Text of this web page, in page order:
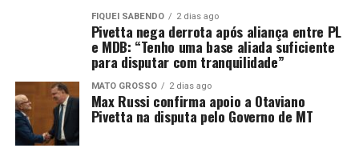
FIQUEI SABENDO 2 dias ago
Pivetta nega derrota após aliança entre PL
e MDB: “Tenho uma base aliada suficiente
para disputar com tranquilidade”
MATO GROSSO 2 dias ago
Max Russi confirma apoio a Otaviano
Pivetta na disputa pelo Governo de MT